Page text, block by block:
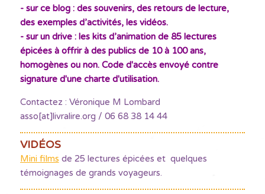
- sur ce blog : des souvenirs, des retours de lecture,
des exemples d’activités, les vidéos.
- sur un drive : les kits d’animation de 85 lectures
épicées à offrir à des publics de 10 à 100 ans,
homogènes ou non. Code d'accès envoyé contre
signature d'une charte d'utilisation.
Contactez : Véronique M Lombard
asso[at]livralire.org / 06 68 38 14 44
VIDÉOS
Mini films de 25 lectures épicées et quelques
témoignages de grands voyageurs.